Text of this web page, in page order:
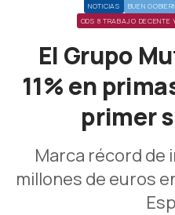
NOTICIAS BUEN
ODS 8 TRABAJO DECENTE
El Grupo
11% en
primer
Marca récord de
millones de euros